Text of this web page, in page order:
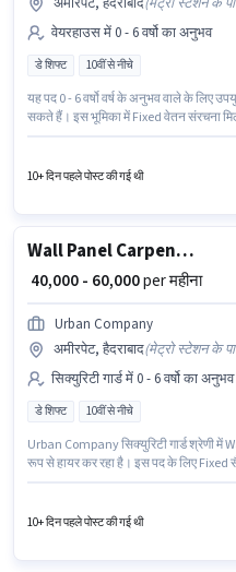
वेयरहाउस में 0 - 6 वर्षो का अनुभव
डे शिफ्ट 10वीं से नीचे
यह पद 0 - 6 वर्षो वर्ष के अनुभव वाले के लिए
सकते हैं। इस भूमिका में Fixed वेतन संरचना
working प्रति सप्ताह है। 10वीं से नीचे
10+ दिन पहले पोस्ट की गई थी
Wall Panel Carpenter
₹ 40,000 - 60,000per महीना
Urban Company
अमीरपेट, हैदराबाद(मेट्रो स्टेशन के
सिक्युरिटी गार्ड में 0 - 6 वर्षो का अनुभव
डे शिफ्ट 10वीं से नीचे
Urban Company सिक्युरिटी गार्ड श्रेणी
रूप से हायर कर रहा है। इस पद के लिए
भूमिका है, जिसमें डे शिफ्ट और 6 days
10+ दिन पहले पोस्ट की गई थी